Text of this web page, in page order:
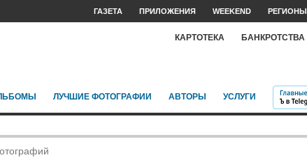
ГАЗЕТА ПРИЛОЖЕНИЯ WEEKEND РЕГИОНЫ
КАРТОТЕКА БАНКРОТСТВА
ЛУЧШИЕ ФОТОГРАФИИ АВТОРЫ УСЛУГИ